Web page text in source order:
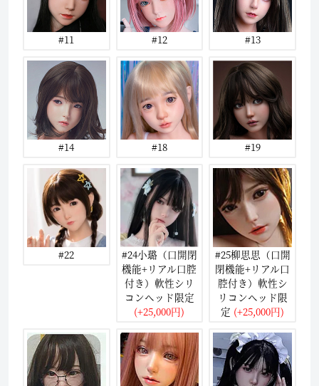
#11 #12 #13
#14 #18 #19
#22
#24小璐（口開閉
機能+リアル口腔
付き）軟性シリ
コンヘッド限定
(+25,000円)
#25柳思思（口開
閉機能+リアル口
腔付き）軟性シ
リコンヘッド限
定 (+25,000円)